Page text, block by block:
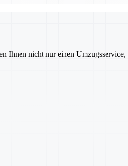
Ihnen nicht nur einen